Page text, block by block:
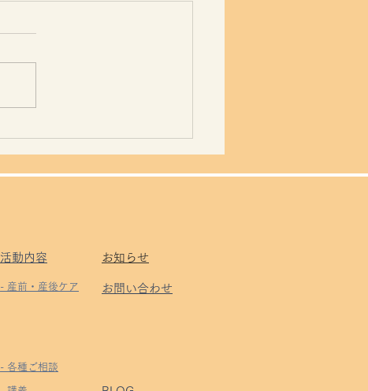
活動内容
- 産前・産後ケア
お知らせ
お問い合わせ
- 各種ご相談